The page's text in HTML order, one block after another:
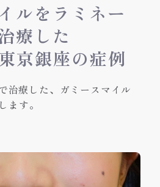
ルをラミネー
療した
京銀座の症例
治療した、ガミースマイル
ます。